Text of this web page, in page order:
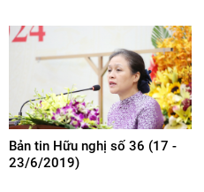
Bản tin Hữu nghị số 36 (17 -
23/6/2019)